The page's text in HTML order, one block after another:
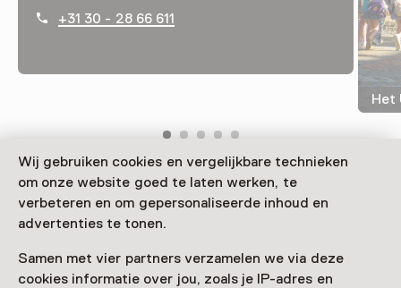
Wij gebruiken cookies en vergelijkbare technieken
om onze website goed te laten werken, te
verbeteren en om gepersonaliseerde inhoud en
advertenties te tonen.
Samen met vier partners verzamelen we via deze
cookies informatie over jou, zoals je IP-adres en
+31 30 - 28 66 611
Het
Die Millionen von Zeichnungen, Karten, Fotos, Filme,
Bücher und Urkunden in Het Utrechts Archief bilden
dieser Sammlung werden in der Ausstellung „Utrecht
begint hier“ gezeigt.